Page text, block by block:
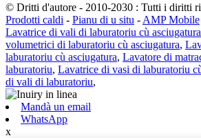
© Dritti d'autore - 2010-2030 : Tutti i diritti
Prodotti caldi - Pianu di u situ - AMP Mobile
Lavatrice di vali di laburatoriu cù asciugatura
volumetrici di laburatoriu cù asciugatura,
laburatoriu cù asciugatura, Lavatore di
laburatoriu, Lavatrice di vasi di laburatoriu
di vali di laburatoriu,
Mandà un email
WhatsApp
x